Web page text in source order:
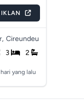
Cireundeu
3 2
yang lalu